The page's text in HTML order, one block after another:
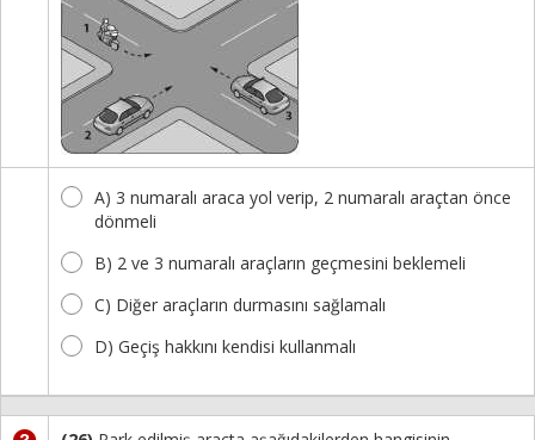
A) 3 numaralı araca yol verip, 2 numaralı araçtan önce
dönmeli
B) 2 ve 3 numaralı araçların geçmesini beklemeli
C) Diğer araçların durmasını sağlamalı
D) Geçiş hakkını kendisi kullanmalı